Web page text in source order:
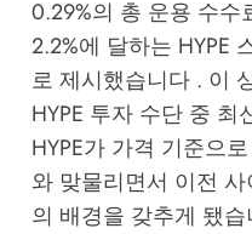
0.29%의 총 운용 수
2.2%에 달하는 HYPE
로 제시했습니다 . 이
HYPE 투자 수단 중
HYPE가 가격 기준으
와 맞물리면서 이전
의 배경을 갖추게 됐습